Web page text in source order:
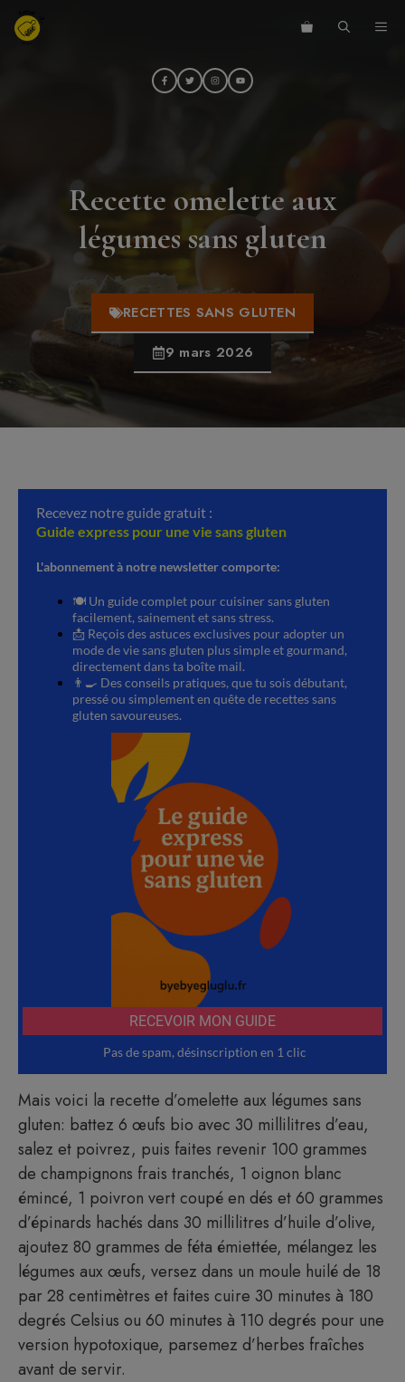
Aller
au
Recette omelette aux
légumes sans gluten
RECETTES SANS GLUTEN
9 mars 2026
Mais voici la recette d’omelette aux légumes sans
gluten: battez 6 œufs bio avec 30 millilitres d’eau,
salez et poivrez, puis faites revenir 100 grammes
de champignons frais tranchés, 1 oignon blanc
émincé, 1 poivron vert coupé en dés et 60 grammes
d’épinards hachés dans 30 millilitres d’huile d’olive,
ajoutez 80 grammes de féta émiettée, mélangez les
légumes aux œufs, versez dans un moule huilé de 18
par 28 centimètres et faites cuire 30 minutes à 180
degrés Celsius ou 60 minutes à 110 degrés pour une
version hypotoxique, parsemez d’herbes fraîches
avant de servir.